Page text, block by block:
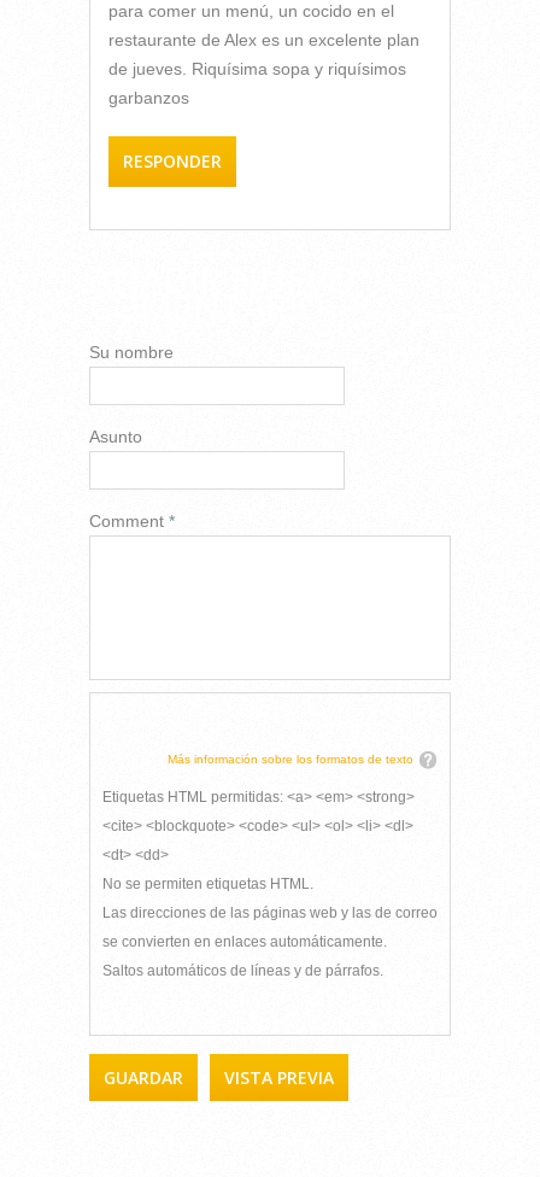
para comer un menú, un cocido en el
restaurante de Alex es un excelente plan
de jueves. Riquísima sopa y riquísimos
garbanzos
RESPONDER
Su nombre
Asunto
Comment *
Más información sobre los formatos de texto
Etiquetas HTML permitidas: <a> <em> <strong>
<cite> <blockquote> <code> <ul> <ol> <li> <dl>
<dt> <dd>
No se permiten etiquetas HTML.
Las direcciones de las páginas web y las de correo
se convierten en enlaces automáticamente.
Saltos automáticos de líneas y de párrafos.